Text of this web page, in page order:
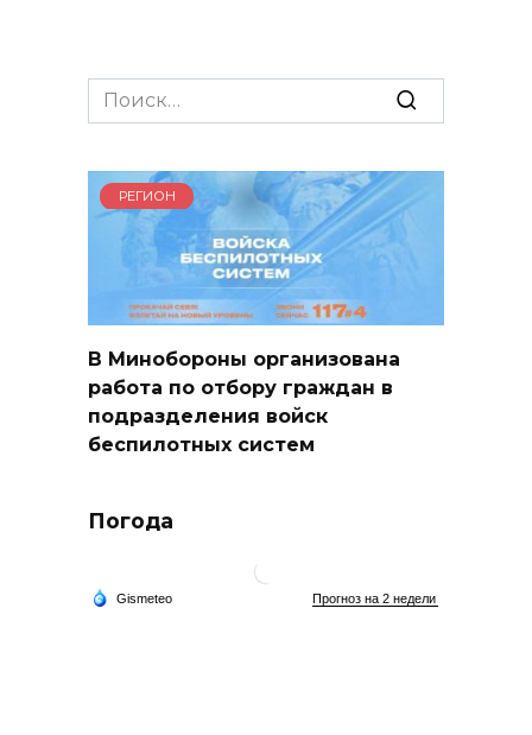
Search
for:
РЕГИОН
В Минобороны организована
работа по отбору граждан в
подразделения войск
беспилотных систем
Погода